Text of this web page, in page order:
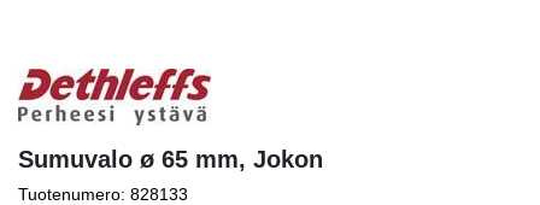
Sumuvalo ø 65 mm, Jokon
Tuotenumero: 828133